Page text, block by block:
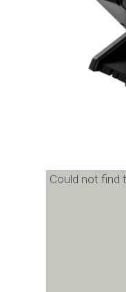
Could not find